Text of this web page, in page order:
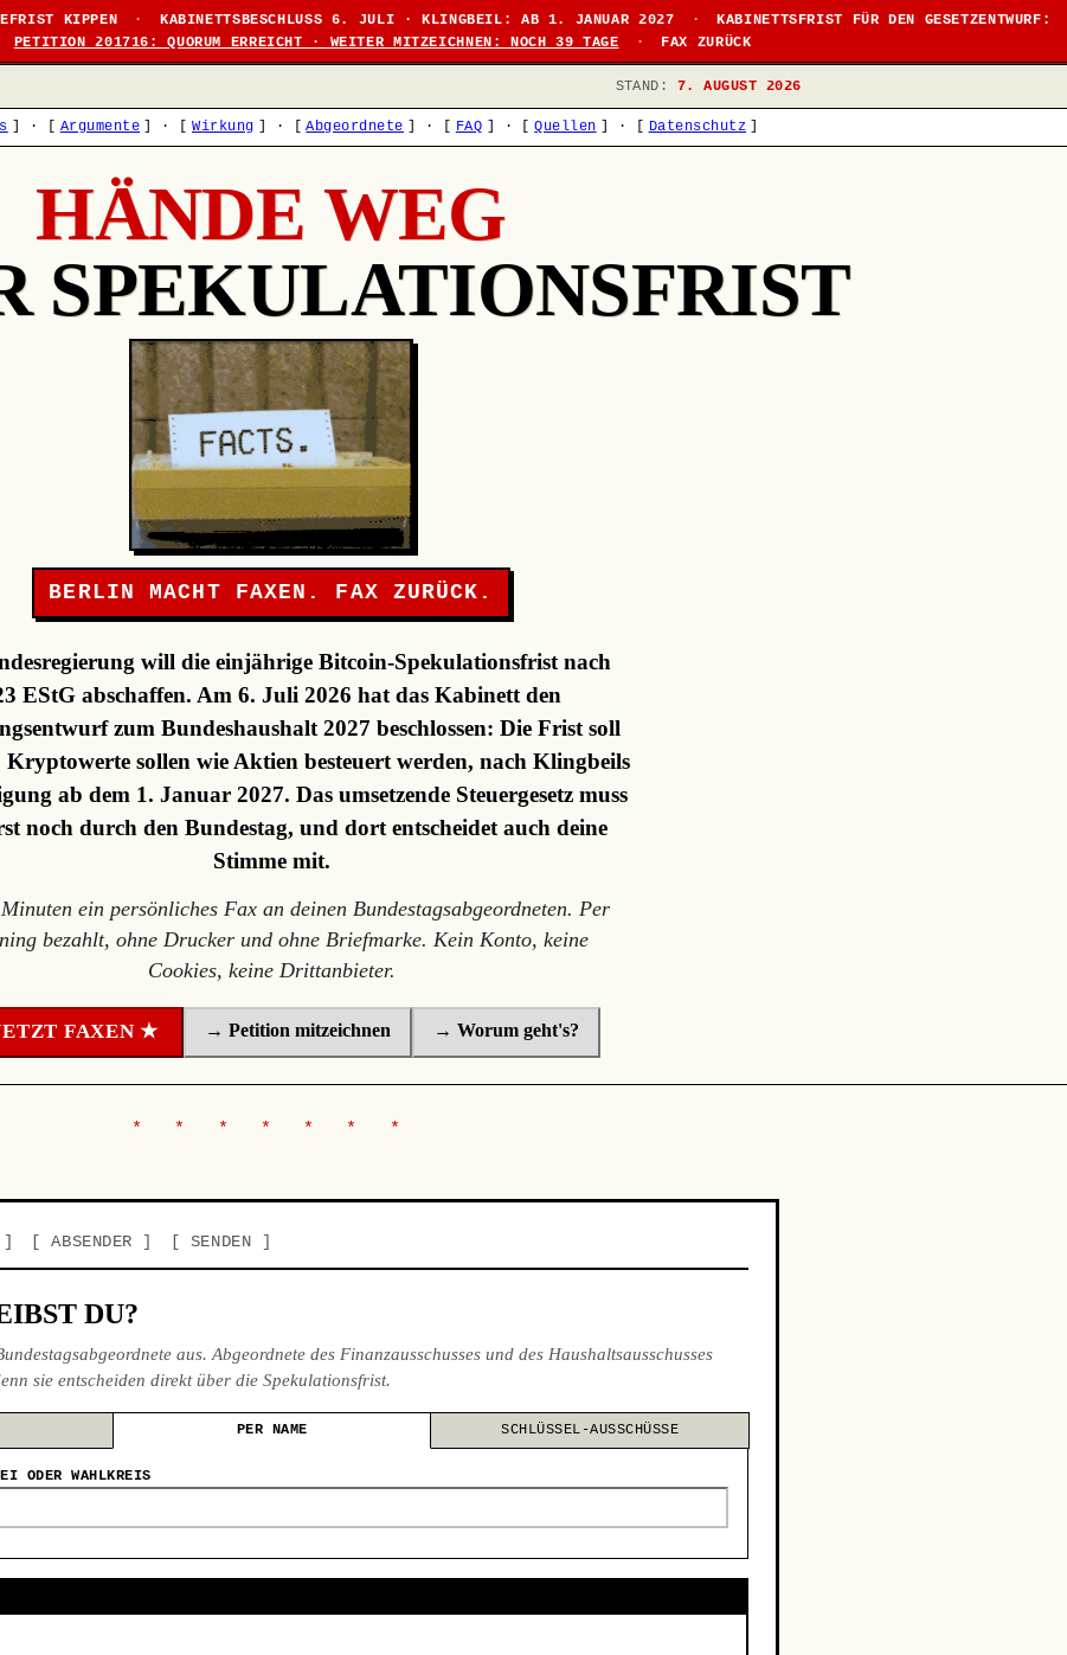
KIPPEN · KABINETTSBESCHLUSS 6. JULI · KLINGBEIL: AB 1. JANUAR 2027 ·
KABINETTSFRIST FÜR DEN GESETZENTWURF:
PETITION 201716: QUORUM ERREICHT · WEITER MITZEICHNEN: NOCH 39 TAGE · FAX ZURÜCK
STAND: 7. AUGUST 2026
· Argumente · Wirkung · Abgeordnete · FAQ · Quellen · Datenschutz
HÄNDE WEG
SPEKULATIONSFRIST
BERLIN MACHT FAXEN. FAX ZURÜCK.
will die einjährige Bitcoin-Spekulationsfrist nach
EStG abschaffen. Am 6. Juli 2026 hat das Kabinett den
zum Bundeshaushalt 2027 beschlossen: Die Frist soll
Kryptowerte sollen wie Aktien besteuert werden, nach Klingbeils
ab dem 1. Januar 2027. Das umsetzende Steuergesetz muss
noch durch den Bundestag, und dort entscheidet auch deine
Stimme mit.
ein persönliches Fax an deinen Bundestagsabgeordneten. Per
bezahlt, ohne Drucker und ohne Briefmarke. Kein Konto, keine
Cookies, keine Drittanbieter.
FAXEN ★ → Petition mitzeichnen → Worum geht's?
ABSENDER SENDEN
DU?
aus. Abgeordnete des Finanzausschusses und des Haushaltsausschusses
sie entscheiden direkt über die Spekulationsfrist.
PER NAME SCHLÜSSEL-AUSSCHÜSSE
ODER WAHLKREIS